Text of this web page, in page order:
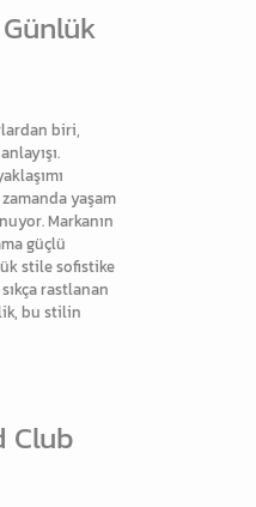
biri,
yaşam
Markanın
güçlü
stile sofistike
rastlanan
bu stilin
Club